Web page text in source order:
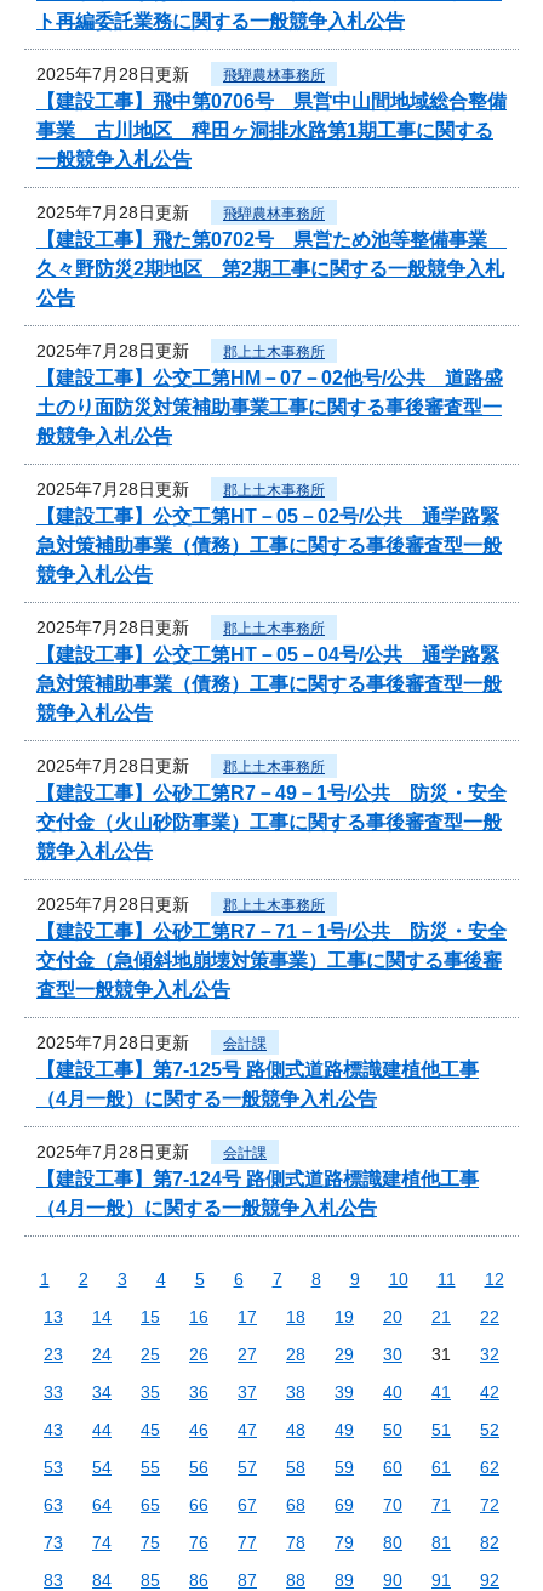
ト再編委託業務に関する一般競争入札公告
2025年7月28日更新 飛騨農林事務所
【建設工事】飛中第0706号 県営中山間地域総合整備
事業 古川地区 稗田ヶ洞排水路第1期工事に関する
一般競争入札公告
2025年7月28日更新 飛騨農林事務所
【建設工事】飛た第0702号 県営ため池等整備事業
久々野防災2期地区 第2期工事に関する一般競争入札
公告
2025年7月28日更新 郡上土木事務所
【建設工事】公交工第HM－07－02他号/公共 道路盛
土のり面防災対策補助事業工事に関する事後審査型一
般競争入札公告
2025年7月28日更新 郡上土木事務所
【建設工事】公交工第HT－05－02号/公共 通学路緊
急対策補助事業（債務）工事に関する事後審査型一般
競争入札公告
2025年7月28日更新 郡上土木事務所
【建設工事】公交工第HT－05－04号/公共 通学路緊
急対策補助事業（債務）工事に関する事後審査型一般
競争入札公告
2025年7月28日更新 郡上土木事務所
【建設工事】公砂工第R7－49－1号/公共 防災・安全
交付金（火山砂防事業）工事に関する事後審査型一般
競争入札公告
2025年7月28日更新 郡上土木事務所
【建設工事】公砂工第R7－71－1号/公共 防災・安全
交付金（急傾斜地崩壊対策事業）工事に関する事後審
査型一般競争入札公告
2025年7月28日更新 会計課
【建設工事】第7-125号 路側式道路標識建植他工事
（4月一般）に関する一般競争入札公告
2025年7月28日更新 会計課
【建設工事】第7-124号 路側式道路標識建植他工事
（4月一般）に関する一般競争入札公告
1 2 3 4 5 6 7 8 9 10 11
12
13
14 15 16 17 18 19 20 21
22
23
24 25 26 27 28 29 30 31
32
33
34 35 36 37 38 39 40 41
42
43
44 45 46 47 48 49 50 51
52
53
54 55 56 57 58 59 60 61
62
63
64 65 66 67 68 69 70 71
72
73
74 75 76 77 78 79 80 81
82
83
84 85 86 87 88 89 90 91
92